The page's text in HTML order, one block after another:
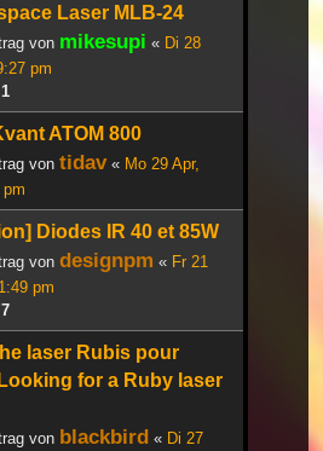
Laser MLB-24
von mikesupi « Di 28
pm
1
ATOM 800
von tidav« Mo 29 Apr,
Diodes IR 40 et 85W
von designpm « Fr 21
pm
7
laser Rubis pour
for a Ruby laser
von blackbird « Di 27